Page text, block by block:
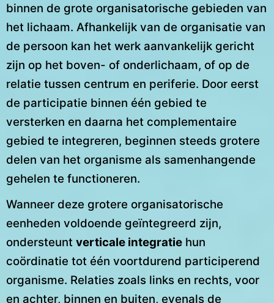
binnen de grote organisatorische gebieden van
het lichaam. Afhankelijk van de organisatie van
de persoon kan het werk aanvankelijk gericht
zijn op het boven- of onderlichaam, of op de
relatie tussen centrum en periferie. Door eerst
de participatie binnen één gebied te
versterken en daarna het complementaire
gebied te integreren, beginnen steeds grotere
delen van het organisme als samenhangende
gehelen te functioneren.
Wanneer deze grotere organisatorische
eenheden voldoende geïntegreerd zijn,
ondersteunt verticale integratie hun
coördinatie tot één voortdurend participerend
organisme. Relaties zoals links en rechts, voor
en achter, binnen en buiten, evenals de